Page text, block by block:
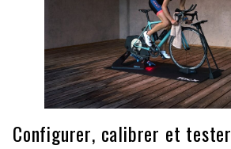
Configurer, calibrer et tester